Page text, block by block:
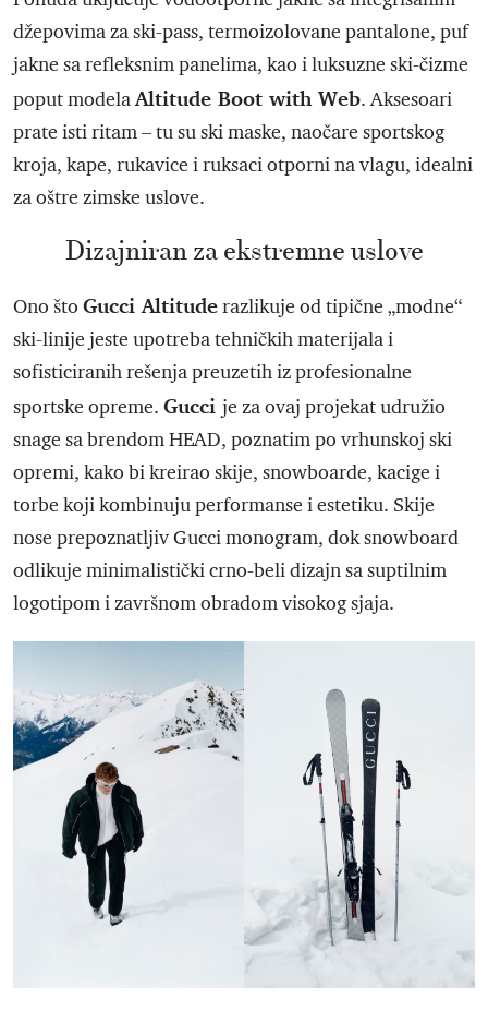
džepovima za ski-pass, termoizolovane pantalone, puf
jakne sa refleksnim panelima, kao i luksuzne ski-čizme
poput modelaAltitude Boot with Web. Aksesoari
prate isti ritam – tu su ski maske, naočare sportskog
kroja, kape, rukavice i ruksaci otporni na vlagu, idealni
za oštre zimske uslove.
Dizajniran za ekstremne uslove
Ono što Gucci Altituderazlikuje od tipične „modne“
ski-linije jeste upotreba tehničkih materijala i
sofisticiranih rešenja preuzetih iz profesionalne
sportske opreme. Gucci je za ovaj projekat udružio
snage sa brendom HEAD, poznatim po vrhunskoj ski
opremi, kako bi kreirao skije, snowboarde, kacige i
torbe koji kombinuju performanse i estetiku. Skije
nose prepoznatljiv Gucci monogram, dok snowboard
odlikuje minimalistički crno-beli dizajn sa suptilnim
logotipom i završnom obradom visokog sjaja.